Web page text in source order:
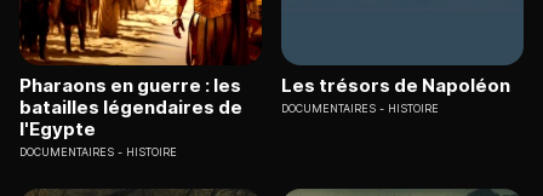
Pharaons en guerre : les
batailles légendaires de
l'Egypte
DOCUMENTAIRES HISTOIRE
Les trésors de Napoléon
DOCUMENTAIRES HISTOIRE